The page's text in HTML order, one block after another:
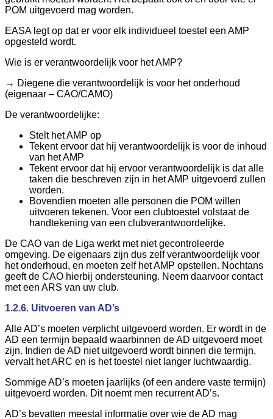
POM uitgevoerd mag worden.
EASA legt op dat er voor elk individueel toestel een AMP
opgesteld wordt.
Wie is er verantwoordelijk voor het AMP?
→ Diegene die verantwoordelijk is voor het onderhoud
(eigenaar – CAO/CAMO)
De verantwoordelijke:
Stelt het AMP op
Tekent ervoor dat hij verantwoordelijk is voor de inhoud
van het AMP
Tekent ervoor dat hij ervoor verantwoordelijk is dat alle
taken die beschreven zijn in het AMP uitgevoerd zullen
worden.
Bovendien moeten alle personen die POM willen
uitvoeren tekenen. Voor een clubtoestel volstaat de
handtekening van een clubverantwoordelijke.
De CAO van de Liga werkt met niet gecontroleerde
omgeving. De eigenaars zijn dus zelf verantwoordelijk voor
het onderhoud, en moeten zelf het AMP opstellen. Nochtans
geeft de CAO hierbij ondersteuning. Neem daarvoor contact
met een ARS van uw club.
1.2.6. Uitvoeren van AD’s
Alle AD’s moeten verplicht uitgevoerd worden. Er wordt in de
AD een termijn bepaald waarbinnen de AD uitgevoerd moet
zijn. Indien de AD niet uitgevoerd wordt binnen die termijn,
vervalt het ARC en is het toestel niet langer luchtwaardig.
Sommige AD’s moeten jaarlijks (of een andere vaste termijn)
uitgevoerd worden. Dit noemt men recurrent AD’s.
AD’s bevatten meestal informatie over wie de AD mag